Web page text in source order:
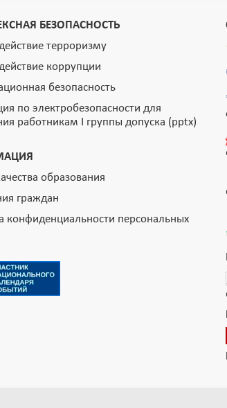
БЕЗОПАСНОСТЬ
терроризму
коррупции
безопасность
по электробезопасности для
работникам I группы допуска (pptx)
образования
граждан
конфиденциальности персональных